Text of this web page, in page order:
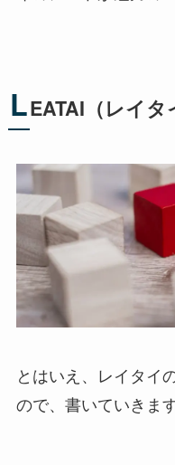
LEATAI（レイ
とはいえ、レイタイ
ので、書いていきます